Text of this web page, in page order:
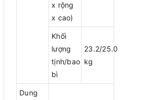
x rộng
x cao)
Khối
lượng
tịnh/bao
bì
23.2/25.0
kg
Dung